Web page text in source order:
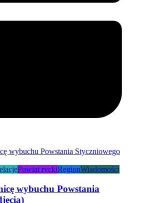
Powiat ryckiRegionWiadomości
wybuchu Powstania